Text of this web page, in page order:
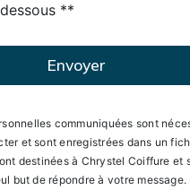
**
Envoyer
communiquées sont
et sont enregistrées dans un
destinées à Chrystel Coiffure et
but de répondre à votre message.